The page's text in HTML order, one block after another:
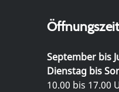
September bis
Dienstag bis
10.00 bis 17.00